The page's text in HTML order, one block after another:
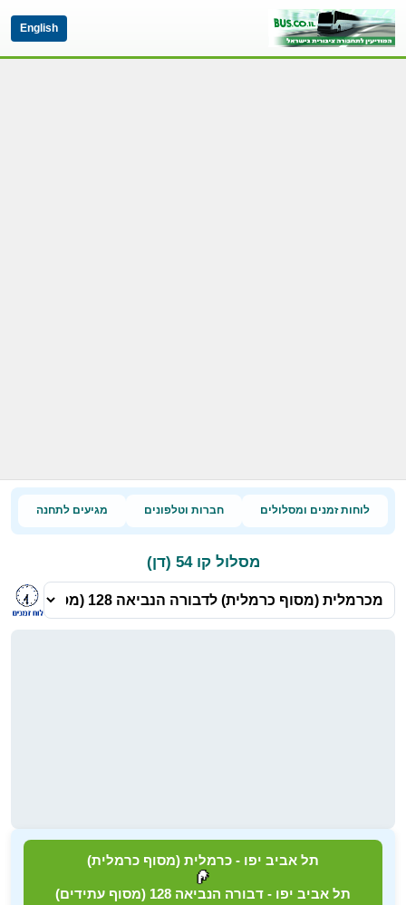
English
לוחות זמנים ומסלולים חברות וטלפונים מגיעים לתחנה
מסלול קו 54 (דן)
תל אביב יפו - כרמלית (מסוף כרמלית)
תל אביב יפו - דבורה הנביאה 128 (מסוף עתידים)